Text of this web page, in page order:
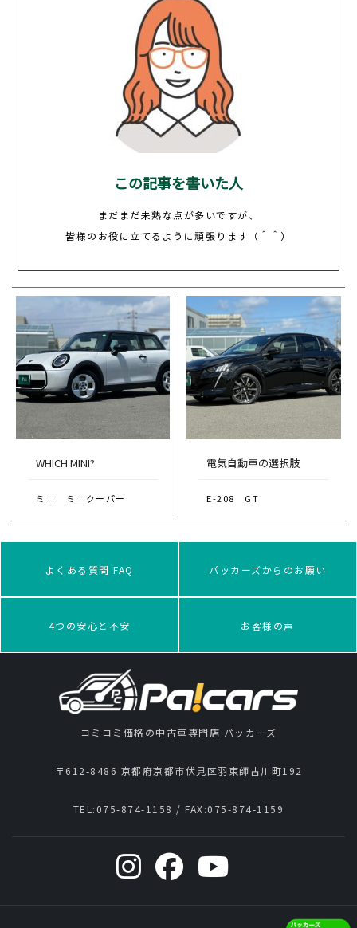
この記事を書いた人
まだまだ未熟な点が多いですが、
皆様のお役に立てるように頑張ります（＾＾）
WHICH MINI?
ミニ ミニクーパー
電気自動車の選択肢
E-208 GT
よくある質問 FAQ パッカーズからのお願い
4つの安心と不安 お客様の声
コミコミ価格の中古車専門店 パッカーズ
〒612-8486 京都府京都市伏見区羽束師古川町192
TEL: 075-874-1158 / FAX:075-874-1159